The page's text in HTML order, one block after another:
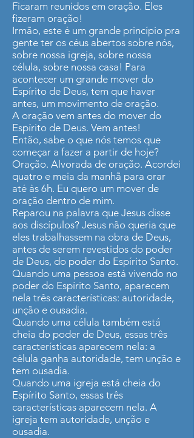
Ficaram reunidos em oração. Eles
fizeram oração!
Irmão, este é um grande princípio pra
gente ter os céus abertos sobre nós,
sobre nossa igreja, sobre nossa
célula, sobre nossa casa! Para
acontecer um grande mover do
Espírito de Deus, tem que haver
antes, um movimento de oração.
A oração vem antes do mover do
Espírito de Deus. Vem antes!
Então, sabe o que nós temos que
começar a fazer a partir de hoje?
Oração. Alvorada de oração. Acordei
quatro e meia da manhã para orar
até às 6h. Eu quero um mover de
oração dentro de mim.
Reparou na palavra que Jesus disse
aos discípulos? Jesus não queria que
eles trabalhassem na obra de Deus,
antes de serem revestidos do poder
de Deus, do poder do Espírito Santo.
Quando uma pessoa está vivendo no
poder do Espírito Santo, aparecem
nela três características: autoridade,
unção e ousadia.
Quando uma célula também está
cheia do poder de Deus, essas três
características aparecem nela: a
célula ganha autoridade, tem unção e
tem ousadia.
Quando uma igreja está cheia do
Espírito Santo, essas três
características aparecem nela. A
igreja tem autoridade, unção e
ousadia.